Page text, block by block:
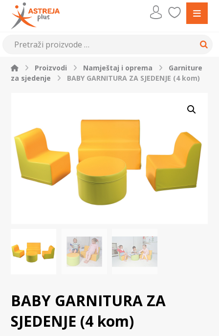
Proizvodi Namještaj i oprema
Garniture
za sjedenje
BABY GARNITURA ZA SJEDENJE (4 kom)
BABY GARNITURA ZA
SJEDENJE (4 kom)